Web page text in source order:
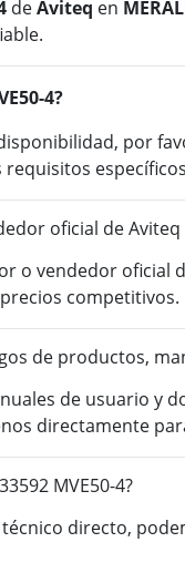
deAviteq en
4?
por
oficial de Aviteq
o vendedor oficial
competitivos.
de productos,
de usuario y
directamente
MVE50-4?
directo,